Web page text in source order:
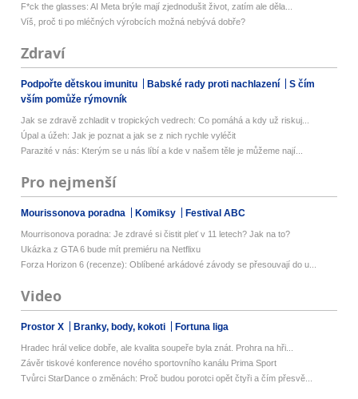
F*ck the glasses: AI Meta brýle mají zjednodušit život, zatím ale děla...
Víš, proč ti po mléčných výrobcích možná nebývá dobře?
Zdraví
Podpořte dětskou imunitu Babské rady proti nachlazení
S čím
vším pomůže rýmovník
Jak se zdravě zchladit v tropických vedrech: Co pomáhá a kdy už riskuj...
Úpal a úžeh: Jak je poznat a jak se z nich rychle vyléčit
Parazité v nás: Kterým se u nás líbí a kde v našem těle je můžeme nají...
Pro nejmenší
Mourissonova poradna Komiksy Festival ABC
Mourrisonova poradna: Je zdravé si čistit pleť v 11 letech? Jak na to?
Ukázka z GTA 6 bude mít premiéru na Netflixu
Forza Horizon 6 (recenze): Oblíbené arkádové závody se přesouvají do u...
Video
Prostor X Branky, body, kokoti Fortuna liga
Hradec hrál velice dobře, ale kvalita soupeře byla znát. Prohra na hři...
Závěr tiskové konference nového sportovního kanálu Prima Sport
Tvůrci StarDance o změnách: Proč budou porotci opět čtyři a čím přesvě...